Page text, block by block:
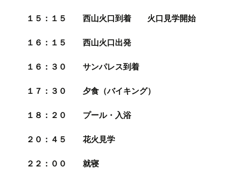
１５：１５ 西山火口到着 火口見学開始
１６：１５ 西山火口出発
１６：３０ サンパレス到着
１７：３０ 夕食（バイキング）
１８：２０ プール・入浴
２０：４５ 花火見学
２２：００ 就寝